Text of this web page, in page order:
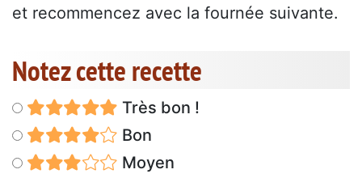
et recommencez avec la fournée suivante.
Notez cette recette
Très bon !
Bon
Moyen